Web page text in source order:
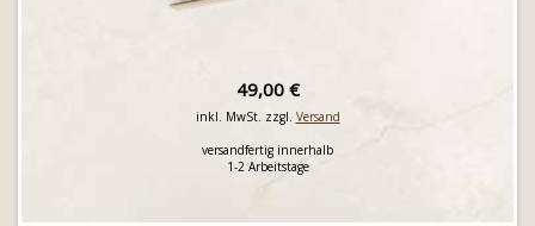
49,00 €
inkl. MwSt. zzgl. Versand
versandfertig innerhalb
1-2 Arbeitstage